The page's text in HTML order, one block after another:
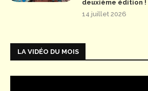
deuxième édition !
14 juillet 2026
LA VIDÉO DU MOIS